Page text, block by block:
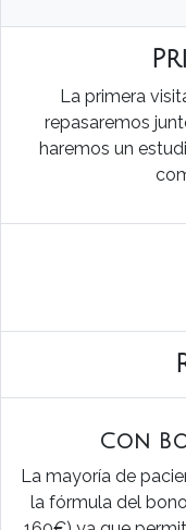
La primera
repasaremos
haremos un
Con
La mayoría de
la fórmula del